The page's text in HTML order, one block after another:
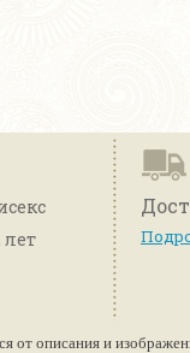
лет
от описания и